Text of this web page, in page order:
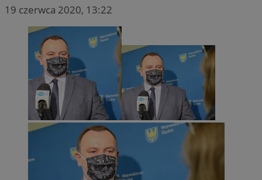
19 czerwca 2020, 13:22